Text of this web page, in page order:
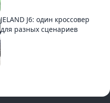
JELAND J6: один кроссовер
для разных сценариев